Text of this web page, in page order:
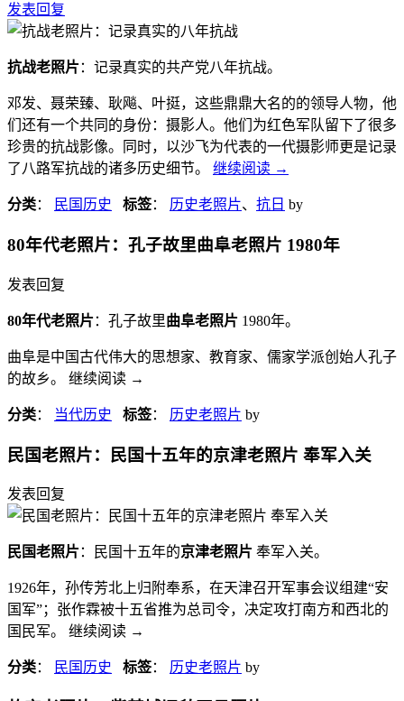
发表回复
抗战老照片：记录真实的共产党八年抗战。
邓发、聂荣臻、耿飚、叶挺，这些鼎鼎大名的的领导人物，他
们还有一个共同的身份：摄影人。他们为红色军队留下了很多
珍贵的抗战影像。同时，以沙飞为代表的一代摄影师更是记录
了八路军抗战的诸多历史细节。 继续阅读 →
分类： 民国历史 标签： 历史老照片、 抗日 by
80年代老照片：孔子故里曲阜老照片 1980年
发表回复
80年代老照片：孔子故里曲阜老照片 1980年。
曲阜是中国古代伟大的思想家、教育家、儒家学派创始人孔子
的故乡。 继续阅读 →
分类： 当代历史 标签： 历史老照片 by
民国老照片：民国十五年的京津老照片 奉军入关
发表回复
民国老照片：民国十五年的京津老照片 奉军入关。
1926年，孙传芳北上归附奉系，在天津召开军事会议组建“安
国军”；张作霖被十五省推为总司令，决定攻打南方和西北的
国民军。 继续阅读 →
分类： 民国历史 标签： 历史老照片 by